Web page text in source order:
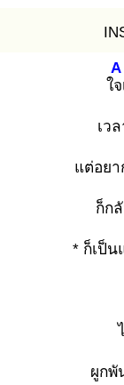
ใจ
A
เว
แต่อยา
ก็ก
* ก็เป็น
ผูกพั